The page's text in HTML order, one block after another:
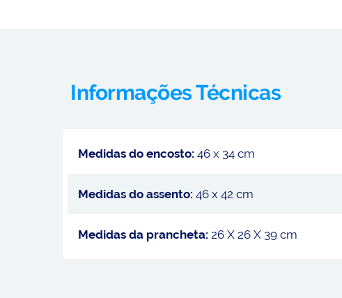
Informações Técnicas
Medidas do encosto:46 x 34 cm
Medidas do assento:46 x 42 cm
Medidas da prancheta: 26 X 26 X 39 cm